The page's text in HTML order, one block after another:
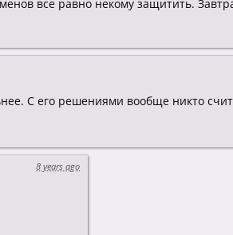
все равно некому защитить.
С его решениями вообще никто
8 years ago